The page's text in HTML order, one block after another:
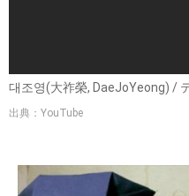
대조영(大祚榮, DaeJoYeong) /
出典：YouTube